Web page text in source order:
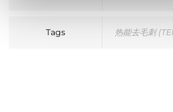
Tags 热能去毛刺